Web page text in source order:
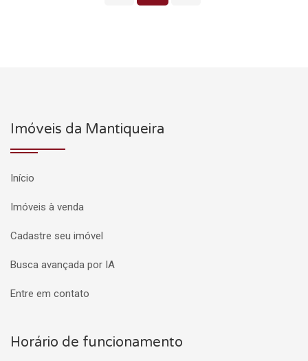
Imóveis da Mantiqueira
Início
Imóveis à venda
Cadastre seu imóvel
Busca avançada por IA
Entre em contato
Horário de funcionamento